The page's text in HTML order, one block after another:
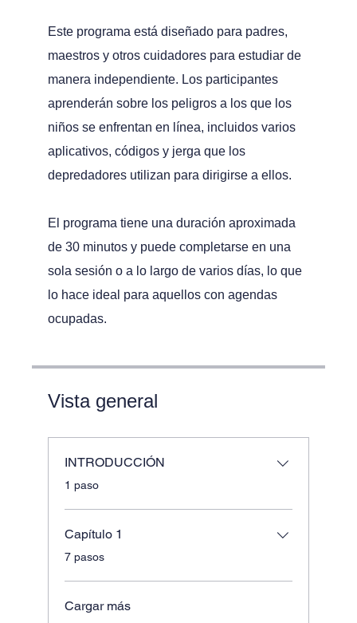
Este programa está diseñado para padres,
maestros y otros cuidadores para estudiar de
manera independiente. Los participantes
aprenderán sobre los peligros a los que los
niños se enfrentan en línea, incluidos varios
aplicativos, códigos y jerga que los
depredadores utilizan para dirigirse a ellos.
El programa tiene una duración aproximada
de 30 minutos y puede completarse en una
sola sesión o a lo largo de varios días, lo que
lo hace ideal para aquellos con agendas
ocupadas.
Vista general
INTRODUCCIÓN
.1 paso
Capítulo 1
.7 pasos
Cargar más